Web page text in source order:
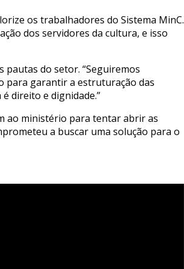
os trabalhadores do Sistema MinC.
dos servidores da cultura, e isso
pautas do setor. “Seguiremos
para garantir a estruturação das
direito e dignidade.”
ao ministério para tentar abrir as
a buscar uma solução para o